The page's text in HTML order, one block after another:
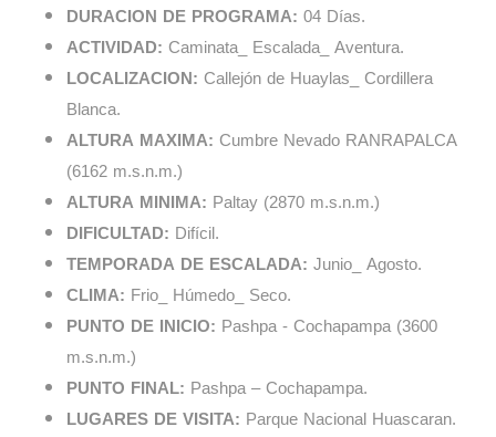
DURACION DE PROGRAMA: 04 Días.
ACTIVIDAD: Caminata_ Escalada_ Aventura.
LOCALIZACION: Callejón de Huaylas_ Cordillera
Blanca.
ALTURA MAXIMA: Cumbre Nevado RANRAPALCA
(6162 m.s.n.m.)
ALTURA MINIMA: Paltay (2870 m.s.n.m.)
DIFICULTAD: Difícil.
TEMPORADA DE ESCALADA: Junio_ Agosto.
CLIMA: Frio_ Húmedo_ Seco.
PUNTO DE INICIO: Pashpa - Cochapampa (3600
m.s.n.m.)
PUNTO FINAL: Pashpa – Cochapampa.
LUGARES DE VISITA: Parque Nacional Huascaran.